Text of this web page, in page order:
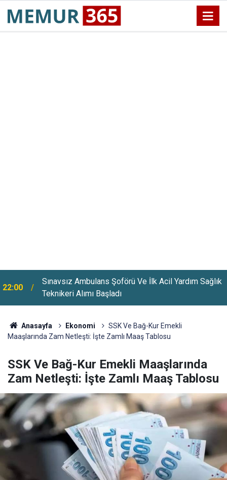
22:00
Sınavsız Ambulans Şoförü Ve İlk Acil Yardım Sağlık
Teknikeri Alımı Başladı
Anasayfa Ekonomi
SSK Ve Bağ-Kur Emekli
Maaşlarında Zam Netleşti: İşte Zamlı Maaş Tablosu
SSK Ve Bağ-Kur Emekli Maaşlarında
Zam Netleşti: İşte Zamlı Maaş Tablosu